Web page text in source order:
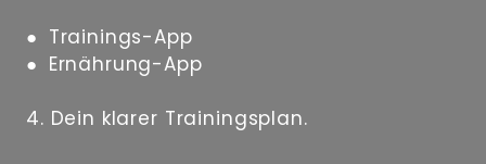
● Trainings-App
● Ernährung-App
4. Dein klarer Trainingsplan.